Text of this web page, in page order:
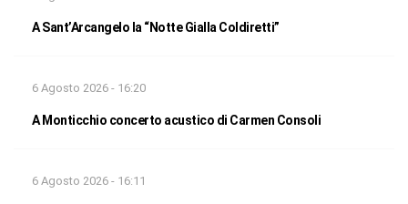
A Sant’Arcangelo la “Notte Gialla Coldiretti”
6 Agosto 2026 - 16:20
A Monticchio concerto acustico di Carmen Consoli
6 Agosto 2026 - 16:11